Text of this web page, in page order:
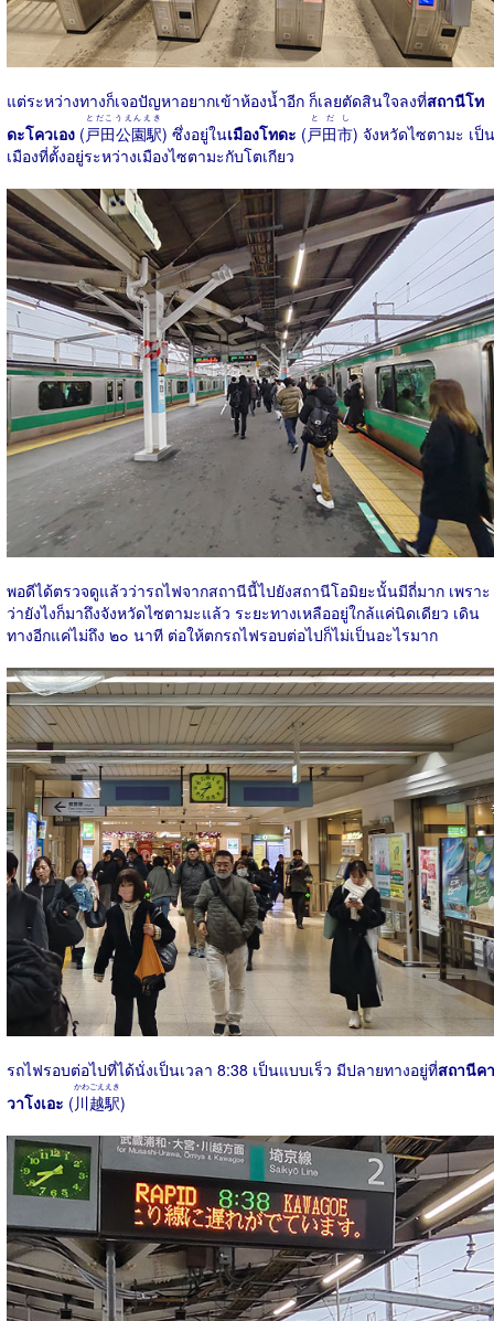
แต่ระหว่างทางก็เจอปัญหาอยากเข้าห้องน้ำอีก ก็เลยตัดสินใจลงที่สถานีโท
ดะโควเอง (戸田公園駅
とだこうえんえき
) ซึ่งอยู่ในเมืองโทดะ (戸田市
とだし
) จังหวัดไซตามะ เป็น
เมืองที่ตั้งอยู่ระหว่างเมืองไซตามะกับโตเกียว
พอดีได้ตรวจดูแล้วว่ารถไฟจากสถานีนี้ไปยังสถานีโอมิยะนั้นมีถี่มาก เพราะ
ว่ายังไงก็มาถึงจังหวัดไซตามะแล้ว ระยะทางเหลืออยู่ใกล้แค่นิดเดียว เดิน
ทางอีกแค่ไม่ถึง ๒๐ นาที ต่อให้ตกรถไฟรอบต่อไปก็ไม่เป็นอะไรมาก
รถไฟรอบต่อไปที่ได้นั่งเป็นเวลา 8:38 เป็นแบบเร็ว มีปลายทางอยู่ที่สถานีคา
วาโงเอะ ( 川越駅
かわごええき
)